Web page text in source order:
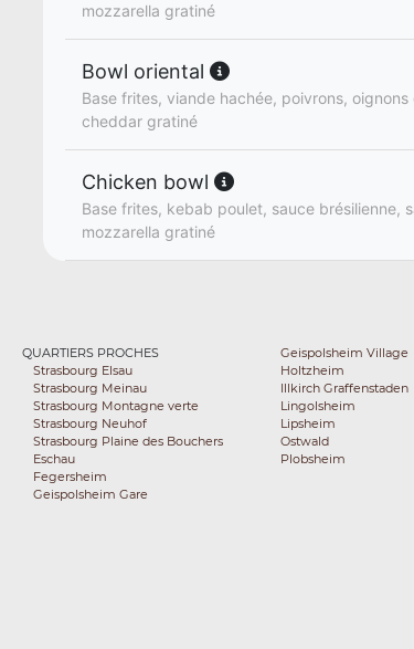
mozzarella gratiné
Bowl oriental
Base frites, viande hachée, poivrons,
cheddar gratiné
Chicken bowl
Base frites, kebab poulet, sauce brésilienne,
mozzarella gratiné
QUARTIERS PROCHES
Strasbourg Elsau
Strasbourg Meinau
Strasbourg Montagne verte
Strasbourg Neuhof
Strasbourg Plaine des Bouchers
Eschau
Fegersheim
Geispolsheim Gare
Geispolsheim Village
Holtzheim
Illkirch Graffenstaden
Lingolsheim
Lipsheim
Ostwald
Plobsheim